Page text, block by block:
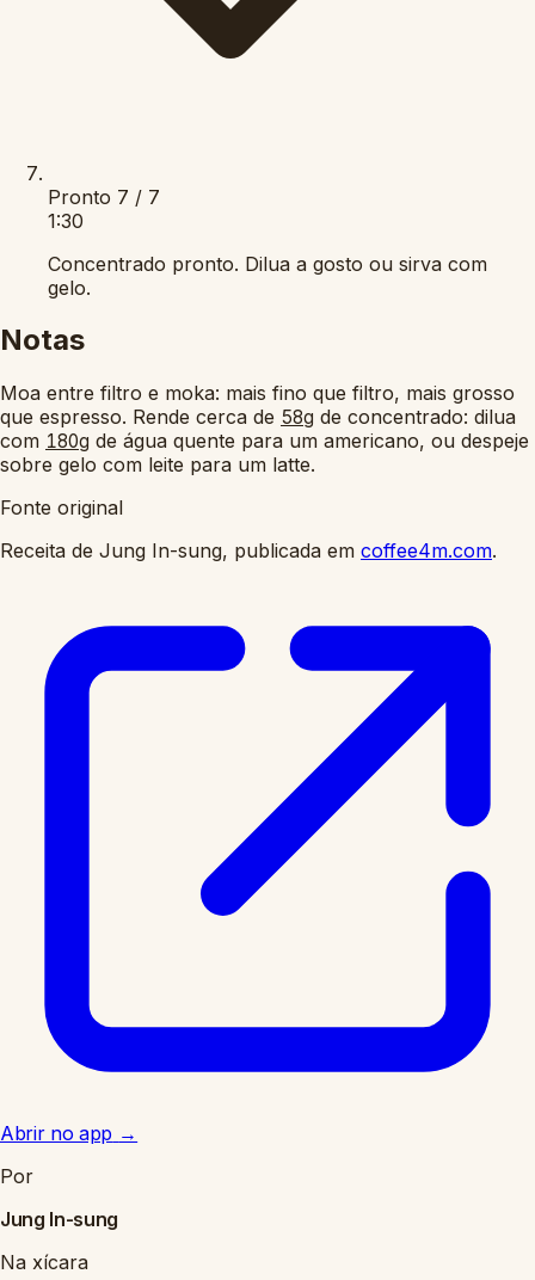
Pronto 7 / 7
1:30
Concentrado pronto. Dilua a gosto ou sirva com
gelo.
Notas
Moa entre filtro e moka: mais fino que filtro, mais grosso
que espresso. Rende cerca de 58g de concentrado: dilua
com 180g de água quente para um americano, ou despeje
sobre gelo com leite para um latte.
Fonte original
Receita de Jung In-sung, publicada em coffee4m.com.
Abrir no app →
Por
Jung In-sung
Na xícara